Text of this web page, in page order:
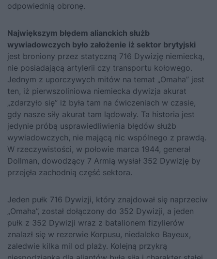
odpowiednią obronę.
Największym błędem alianckich służb
wywiadowczych było założenie iż sektor brytyjski
jest broniony przez statyczną 716 Dywizję niemiecką,
nie posiadającą artylerii czy transportu kołowego.
Jednym z uporczywych mitów na temat „Omaha” jest
ten, iż pierwszoliniowa niemiecka dywizja akurat
„zdarzyło się” iż była tam na ćwiczeniach w czasie,
gdy nasze siły akurat tam lądowały. Ta historia jest
jedynie próbą usprawiedliwienia błędów służb
wywiadowczych, nie mającą nic wspólnego z prawdą.
W rzeczywistości, w połowie marca 1944, generał
Dollman, dowodzący 7 Armią wysłał 352 Dywizję by
przejęła zachodnią część sektora.
Jeden pułk 716 Dywizji, który znajdował się naprzeciw
„Omaha”, został dołączony do 352 Dywizji, a jeden
pułk z 352 Dywizji wraz z batalionem fizylierów
znalazł się w rezerwie Korpusu, niedaleko Bayeux,
zaledwie kilka mil od plaży. Kolejną przykrą